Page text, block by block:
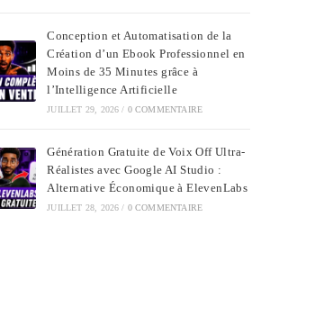
Conception et Automatisation de la
Création d’un Ebook Professionnel en
Moins de 35 Minutes grâce à
l’Intelligence Artificielle
JUILLET 29, 2026 / 0 COMMENTAIRE
Génération Gratuite de Voix Off Ultra-
Réalistes avec Google AI Studio :
Alternative Économique à ElevenLabs
JUILLET 28, 2026 / 0 COMMENTAIRE